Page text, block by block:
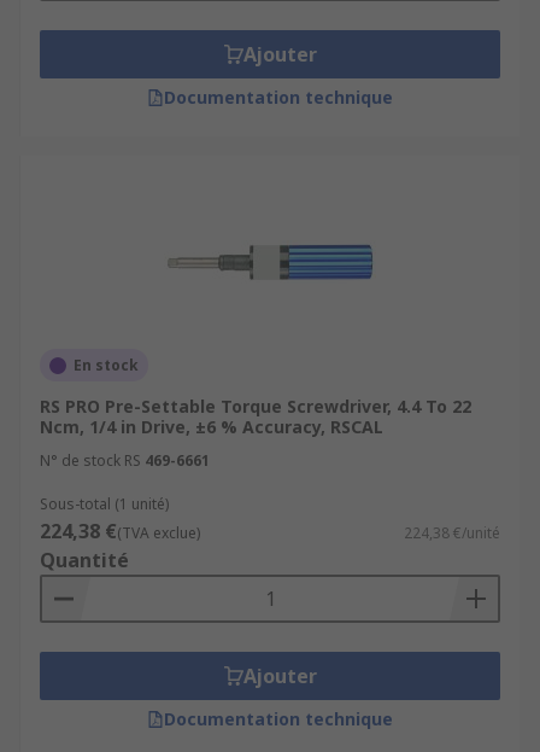
Ajouter
Documentation technique
En stock
RS PRO Pre-Settable Torque Screwdriver, 4.4 To 22
Ncm, 1/4 in Drive, ±6 % Accuracy, RSCAL
N° de stock RS 469-6661
Sous-total (1 unité)
224,38 €(TVA exclue) 224,38 €/unité
Quantité
Ajouter
Documentation technique